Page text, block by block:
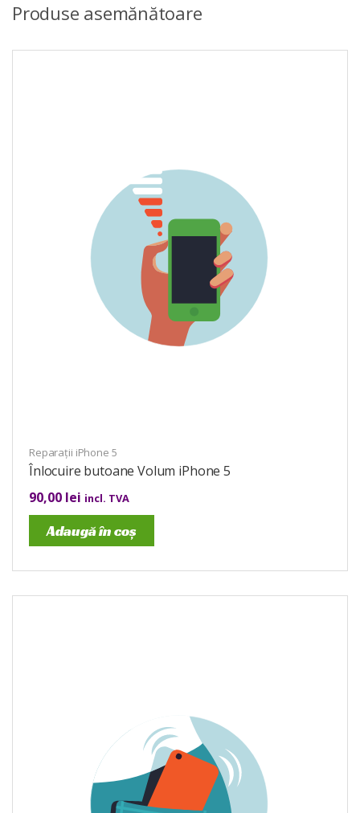
Produse asemănătoare
Reparații iPhone 5
Înlocuire butoane Volum iPhone 5
90,00 lei incl. TVA
Adaugă în coș